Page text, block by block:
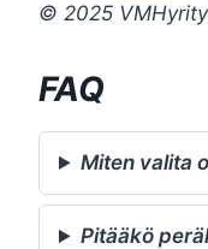
© 2025
FAQ
Miten valita
Pitääkö